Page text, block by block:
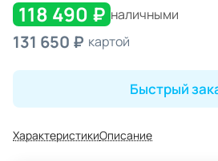
118 490 ₽ наличными
131 650 ₽ картой
Быстрый
ХарактеристикиОписание